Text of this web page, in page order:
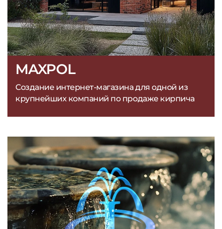
MAXPOL
Создание интернет-магазина для одной из
крупнейших компаний по продаже кирпича